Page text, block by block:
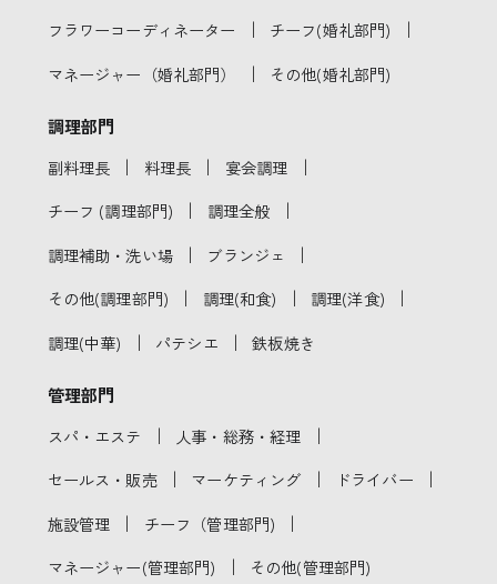
フラワーコーディネーター ｜ チーフ(婚礼部門) ｜
マネージャー（婚礼部門） ｜ その他(婚礼部門)
調理部門
副料理長 ｜ 料理長 ｜ 宴会調理 ｜
チーフ (調理部門) ｜ 調理全般 ｜
調理補助・洗い場 ｜ ブランジェ ｜
その他(調理部門) ｜ 調理(和食) ｜ 調理(洋食) ｜
調理(中華) ｜ パテシエ ｜ 鉄板焼き
管理部門
スパ・エステ ｜ 人事・総務・経理 ｜
セールス・販売 ｜ マーケティング ｜ ドライバー ｜
施設管理 ｜ チーフ（管理部門) ｜
マネージャー(管理部門) ｜ その他(管理部門)